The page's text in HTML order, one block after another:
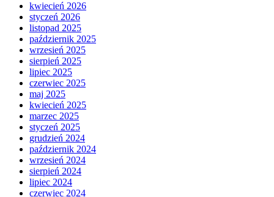
kwiecień 2026
styczeń 2026
listopad 2025
październik 2025
wrzesień 2025
sierpień 2025
lipiec 2025
czerwiec 2025
maj 2025
kwiecień 2025
marzec 2025
styczeń 2025
grudzień 2024
październik 2024
wrzesień 2024
sierpień 2024
lipiec 2024
czerwiec 2024